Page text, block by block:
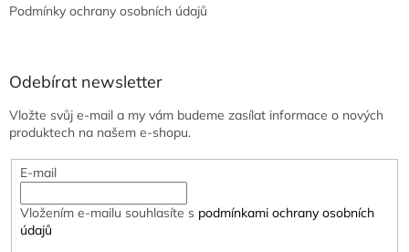
Podmínky ochrany osobních údajů
Odebírat newsletter
Vložte svůj e-mail a my vám budeme zasílat informace o nových
produktech na našem e-shopu.
E-mail
Vložením e-mailu souhlasíte s podmínkami ochrany osobních
údajů